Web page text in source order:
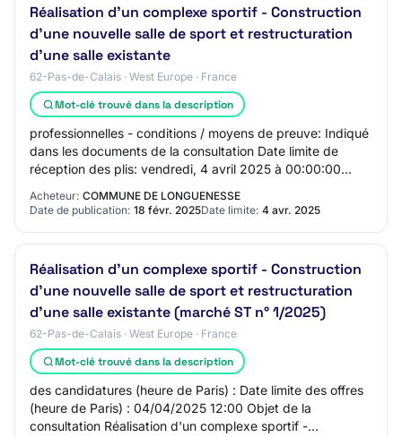
Réalisation d'un complexe sportif - Construction
d'une nouvelle salle de sport et restructuration
d'une salle existante
62-Pas-de-Calais · West Europe · France
Mot-clé trouvé dans la description
professionnelles - conditions / moyens de preuve: Indiqué
dans les documents de la consultation Date limite de
réception des plis: vendredi, 4 avril 2025 à 00:00:00
Acheteur: COMMUNE DE LONGUENESSE
Date de publication: 18 févr. 2025Date limite: 4 avr. 2025
Réalisation d'un complexe sportif - Construction
d'une nouvelle salle de sport et restructuration
d'une salle existante (marché ST n° 1/2025)
62-Pas-de-Calais · West Europe · France
Mot-clé trouvé dans la description
des candidatures (heure de Paris) : Date limite des offres
(heure de Paris) : 04/04/2025 12:00 Objet de la
consultation Réalisation d'un complexe sportif -